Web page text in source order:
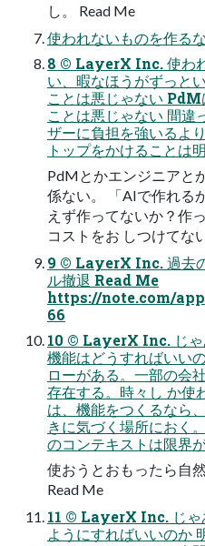
し。 Read Me
使われないものを作る
8 © LayerX Inc. 使わ
い、暇なほうがずっと
ことは悪じゃない
ことは悪じゃない 間違
ザーに負担を強いるよ
トップをかけることは
PdMとかエンジニアと
係ない。 「AIで作れる
えず作ってないか？作
コストをお しつけてな
9 © LayerX Inc. 過去
ル撤退 Read Me
https://note.com/
66
10 © LayerX Inc. じゃ
機能はどうすればいい
ローがある。⼀部の会
存在する。時々し か使
は、機能をつくるなら
きに気づく場所にお
のコンテキストは限界が
使おうとおもったら⾃
Read Me
11 © LayerX Inc. じゃ
ようにすればいいのか